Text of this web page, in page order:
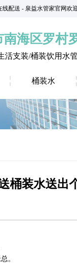
线配送 - 泉益水管家官网欢
南海区罗村
活支装/桶装饮用水
桶装水
桶装水送出
。